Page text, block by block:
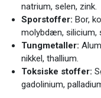
natrium, selen, zink.
Sporstoffer: Bor,
molybdæn, silicium,
Tungmetaller:
nikkel, thallium.
Toksiske stoffer:
gadolinium,